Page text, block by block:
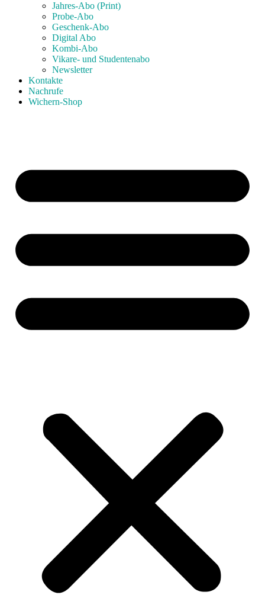
Jahres-Abo (Print)
Probe-Abo
Geschenk-Abo
Digital Abo
Kombi-Abo
Vikare- und Studentenabo
Newsletter
Kontakte
Nachrufe
Wichern-Shop